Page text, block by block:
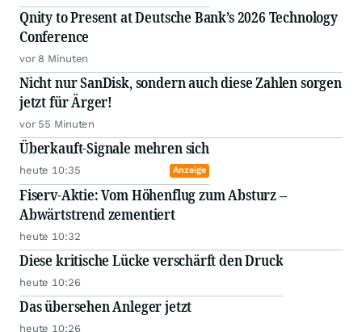
Qnity to Present at Deutsche Bank’s 2026 Technology
Conference
vor 8 Minuten
Nicht nur SanDisk, sondern auch diese Zahlen sorgen
jetzt für Ärger!
vor 55 Minuten
Überkauft-Signale mehren sich
heute 10:35 Anzeige
Fiserv-Aktie: Vom Höhenflug zum Absturz –
Abwärtstrend zementiert
heute 10:32
Diese kritische Lücke verschärft den Druck
heute 10:26
Das übersehen Anleger jetzt
heute 10:26